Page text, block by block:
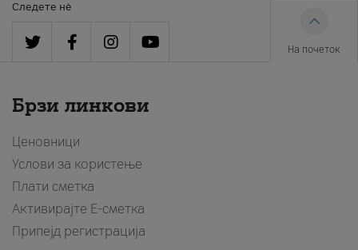
Следете нè
На почеток
Брзи линкови
Ценовници
Услови за користење
Плати сметка
Активирајте Е-сметка
Припејд регистрација